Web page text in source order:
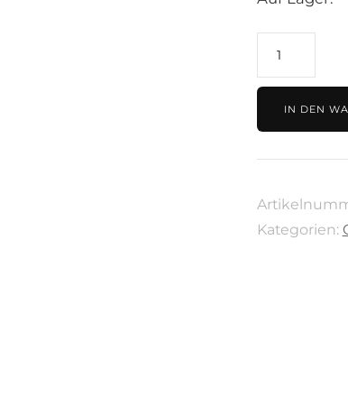
Gardine
Oskar
weiß
Kollektion
Homing
Indes
100%
IN DEN
Kategorien: